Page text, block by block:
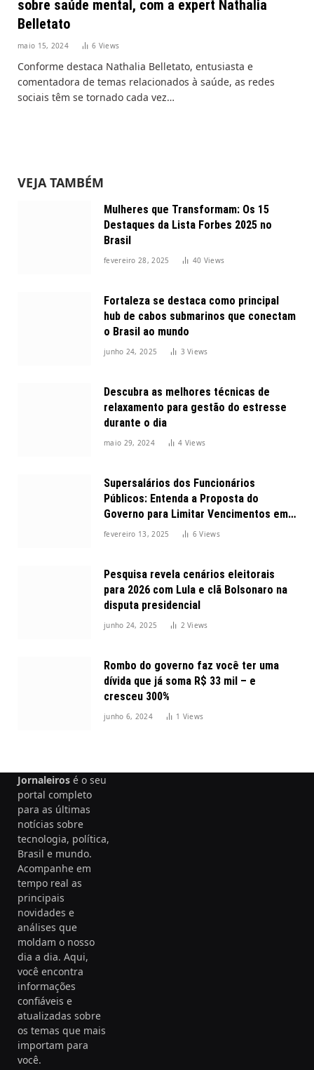
sobre saúde mental, com a expert Nathalia
Belletato
maio 15, 2024 6 Views
Conforme destaca Nathalia Belletato, entusiasta e
comentadora de temas relacionados à saúde, as redes
sociais têm se tornado cada vez…
VEJA TAMBÉM
Mulheres que Transformam: Os 15
Destaques da Lista Forbes 2025 no
Brasil
fevereiro 28, 2025 40 Views
Fortaleza se destaca como principal
hub de cabos submarinos que conectam
o Brasil ao mundo
junho 24, 2025 3Views
Descubra as melhores técnicas de
relaxamento para gestão do estresse
durante o dia
maio 29, 2024 4 Views
Supersalários dos Funcionários
Públicos: Entenda a Proposta do
Governo para Limitar Vencimentos em
2025
fevereiro 13, 2025 6Views
Pesquisa revela cenários eleitorais
para 2026 com Lula e clã Bolsonaro na
disputa presidencial
junho 24, 2025 2Views
Rombo do governo faz você ter uma
dívida que já soma R$ 33 mil – e
cresceu 300%
junho 6, 2024 1 Views
Jornaleiros é o seu
portal completo
para as últimas
notícias sobre
tecnologia, política,
Brasil e mundo.
Acompanhe em
tempo real as
principais
novidades e
análises que
moldam o nosso
dia a dia. Aqui,
você encontra
informações
confiáveis e
atualizadas sobre
os temas que mais
importam para
você.